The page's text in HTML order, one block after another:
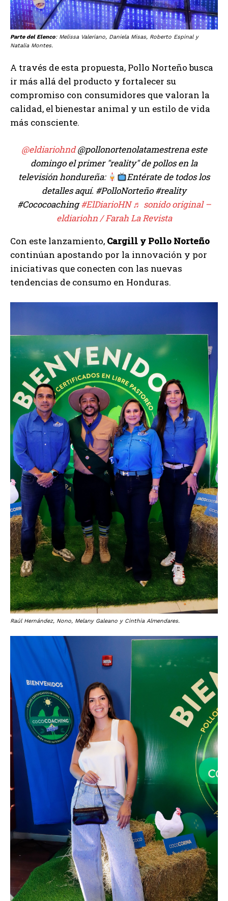
Parte del Elenco: Melissa Valeriano, Daniela Misas, Roberto Espinal y
Natalia Montes.
A través de esta propuesta, Pollo Norteño busca
ir más allá del producto y fortalecer su
compromiso con consumidores que valoran la
calidad, el bienestar animal y un estilo de vida
más consciente.
@eldiariohnd@pollonortenolatamestrena este
domingo el primer "reality" de pollos en la
televisión hondureña:
Entérate de todos los
detalles aquí. #PolloNorteño #reality
#Cococoaching#ElDiarioHN ♬ sonido original –
eldiariohn / Farah La Revista
Con este lanzamiento, Cargill y Pollo Norteño
continúan apostando por la innovación y por
iniciativas que conecten con las nuevas
tendencias de consumo en Honduras.
Raúl Hernández, Nono, Melany Galeano y Cinthia Almendares.